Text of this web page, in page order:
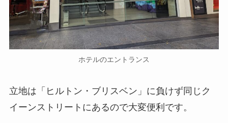
ホテルのエントランス
立地は「ヒルトン・ブリスベン」に負けず同じク
イーンストリートにあるので大変便利です。